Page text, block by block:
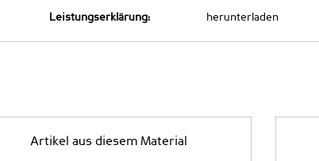
Leistungserklärung: herunterladen
Artikel aus diesem Material